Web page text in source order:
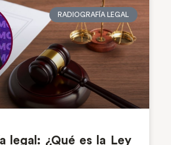
RADIOGRAFÍA LEGAL
legal: ¿Qué es la Ley